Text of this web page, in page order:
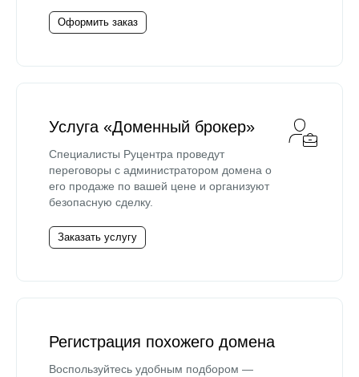
Оформить заказ
Услуга «Доменный брокер»
Специалисты Руцентра проведут
переговоры с администратором домена о
его продаже по вашей цене и организуют
безопасную сделку.
Заказать услугу
Регистрация похожего домена
Воспользуйтесь удобным подбором —